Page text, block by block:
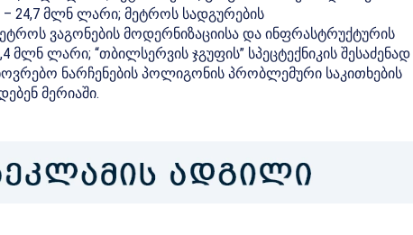
24,7 მლნ ლარი; მეტროს სადგურების
ვაგონების მოდერნიზაციისა და ინფრასტრუქტურის
ლარი; “თბილსერვის ჯგუფის” სპეცტექნიკის შესაძენად
ნარჩენების პოლიგონის პრობლემური საკითხების
მერიაში.